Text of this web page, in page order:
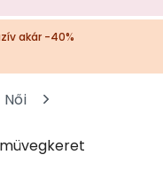
akár -40%
Női